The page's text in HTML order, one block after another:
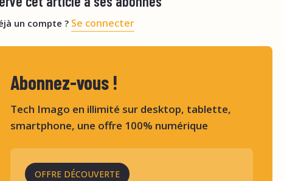
un compte ? Se connecter
Abonnez-vous !
Tech Imago en illimité sur desktop, tablette,
smartphone, une offre 100% numérique
OFFRE DÉCOUVERTE